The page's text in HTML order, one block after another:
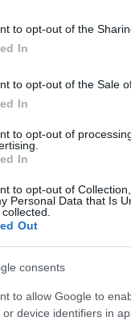
to opt-out of the
In
to opt-out of the Sale
In
to opt-out of
In
to opt-out of
Personal Data that Is
Out
consents
to allow Google to
or device identifiers in
Flash.gr